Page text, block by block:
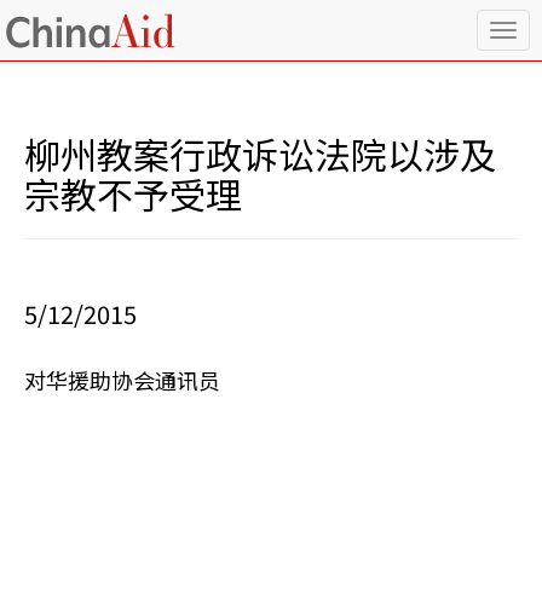
T
o
柳州教案行政诉讼法院以涉及
宗教不予受理
5/12/2015
对华援助协会通讯员